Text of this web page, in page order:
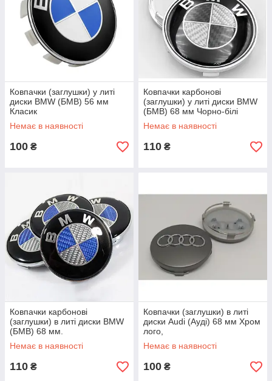
Ковпачки (заглушки) у литі
диски BMW (БМВ) 56 мм
Класик
Немає в наявності
100 ₴
Ковпачки карбонові
(заглушки) у литі диски BMW
(БМВ) 68 мм Чорно-білі
карбонові
Немає в наявності
110 ₴
Ковпачки карбонові
(заглушки) в литі диски BMW
(БМВ) 68 мм.
Немає в наявності
110 ₴
Ковпачки (заглушки) в литі
диски Audi (Ауді) 68 мм Хром
лого,
Немає в наявності
100 ₴